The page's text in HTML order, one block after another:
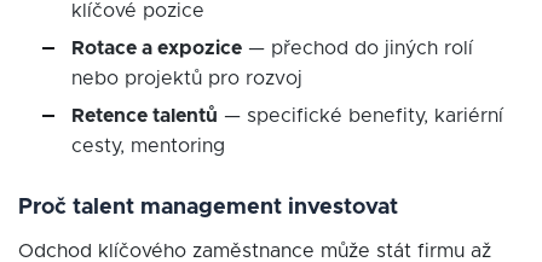
klíčové pozice
Rotace a expozice — přechod do jiných rolí
nebo projektů pro rozvoj
Retence talentů — specifické benefity, kariérní
cesty, mentoring
Proč talent management investovat
Odchod klíčového zaměstnance může stát firmu až